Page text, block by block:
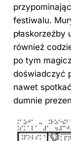
festiwalu.
płaskorzeźby
również
po tym
doświadczyć
nawet
dumnie